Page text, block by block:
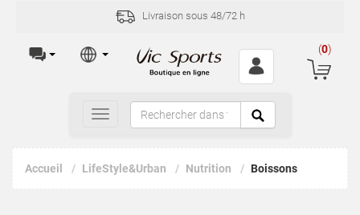
Livraison sous 48/72 h
(0)
Toggle
navigation
Accueil LifeStyle&Urban Nutrition Boissons